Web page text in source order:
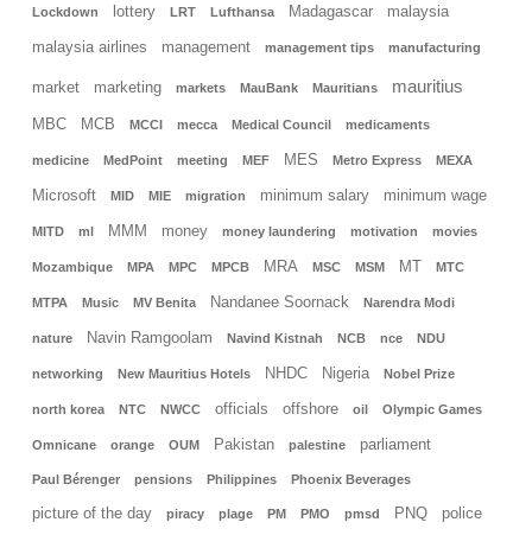
Lockdown lottery LRT Lufthansa Madagascar malaysia
malaysia airlines management management tips manufacturing
market marketing markets MauBank Mauritians mauritius
MBC MCB MCCI mecca Medical Council medicaments
medicine MedPoint meeting MEF MES Metro Express MEXA
Microsoft MID MIE migration minimum salary minimum wage
MITD ml MMM money money laundering motivation movies
Mozambique MPA MPC MPCB MRA MSC MSM MT MTC
MTPA Music MV Benita Nandanee Soornack Narendra Modi
nature Navin Ramgoolam Navind Kistnah NCB nce NDU
networking New Mauritius Hotels NHDC Nigeria Nobel Prize
north korea NTC NWCC officials offshore oil Olympic Games
Omnicane orange OUM Pakistan palestine parliament
Paul Bérenger pensions Philippines Phoenix Beverages
picture of the day piracy plage PM PMO pmsd PNQ police